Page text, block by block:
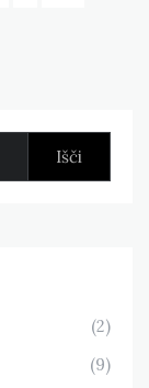
(2)
(9)